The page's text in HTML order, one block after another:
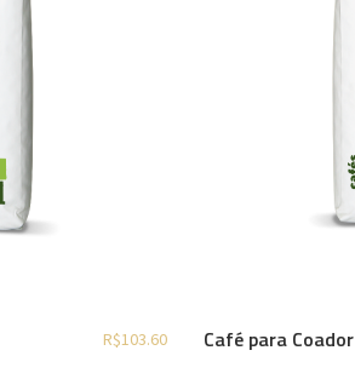
R$103.60 Café para Coador